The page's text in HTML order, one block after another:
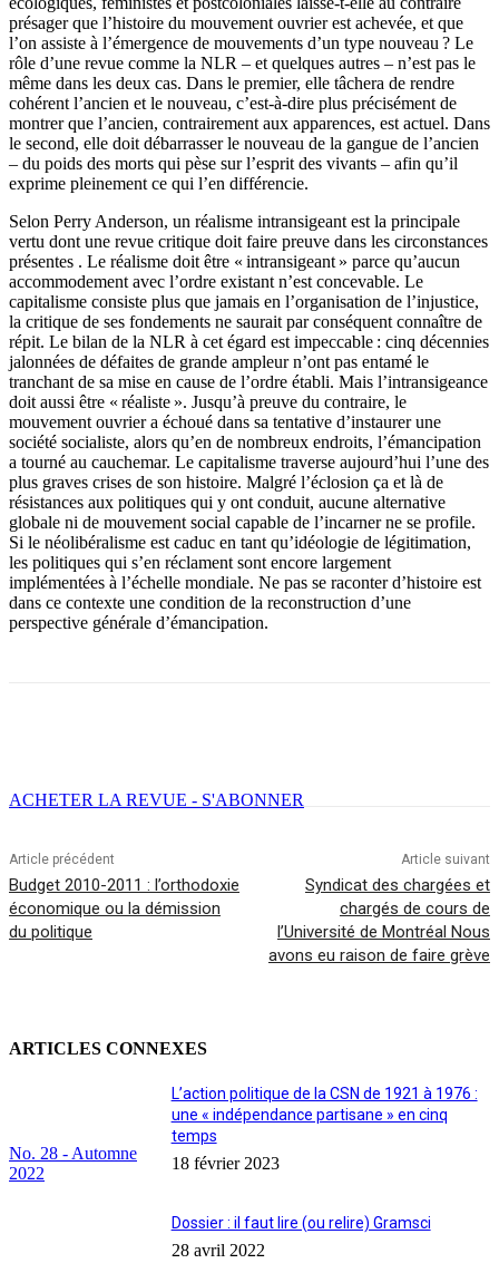
présager que l’histoire du mouvement ouvrier est achevée, et que
l’on assiste à l’émergence de mouvements d’un type nouveau ? Le
rôle d’une revue comme la NLR – et quelques autres – n’est pas le
même dans les deux cas. Dans le premier, elle tâchera de rendre
cohérent l’ancien et le nouveau, c’est-à-dire plus précisément de
montrer que l’ancien, contrairement aux apparences, est actuel. Dans
le second, elle doit débarrasser le nouveau de la gangue de l’ancien
– du poids des morts qui pèse sur l’esprit des vivants – afin qu’il
exprime pleinement ce qui l’en différencie.
Selon Perry Anderson, un réalisme intransigeant est la principale
vertu dont une revue critique doit faire preuve dans les circonstances
présentes . Le réalisme doit être « intransigeant » parce qu’aucun
accommodement avec l’ordre existant n’est concevable. Le
capitalisme consiste plus que jamais en l’organisation de l’injustice,
la critique de ses fondements ne saurait par conséquent connaître de
répit. Le bilan de la NLR à cet égard est impeccable : cinq décennies
jalonnées de défaites de grande ampleur n’ont pas entamé le
tranchant de sa mise en cause de l’ordre établi. Mais l’intransigeance
doit aussi être « réaliste ». Jusqu’à preuve du contraire, le
mouvement ouvrier a échoué dans sa tentative d’instaurer une
société socialiste, alors qu’en de nombreux endroits, l’émancipation
a tourné au cauchemar. Le capitalisme traverse aujourd’hui l’une des
plus graves crises de son histoire. Malgré l’éclosion ça et là de
résistances aux politiques qui y ont conduit, aucune alternative
globale ni de mouvement social capable de l’incarner ne se profile.
Si le néolibéralisme est caduc en tant qu’idéologie de légitimation,
les politiques qui s’en réclament sont encore largement
implémentées à l’échelle mondiale. Ne pas se raconter d’histoire est
dans ce contexte une condition de la reconstruction d’une
perspective générale d’émancipation.
ACHETER LA REVUE - S'ABONNER
Article précédent
Budget 2010-2011 : l’orthodoxie
économique ou la démission
du politique
Article suivant
Syndicat des chargées et
chargés de cours de
l’Université de Montréal Nous
avons eu raison de faire grève
ARTICLES CONNEXES
No. 28 - Automne
2022
L’action politique de la CSN de 1921 à 1976 :
une « indépendance partisane » en cinq
temps
18 février 2023
Dossier : il faut lire (ou relire) Gramsci
28 avril 2022